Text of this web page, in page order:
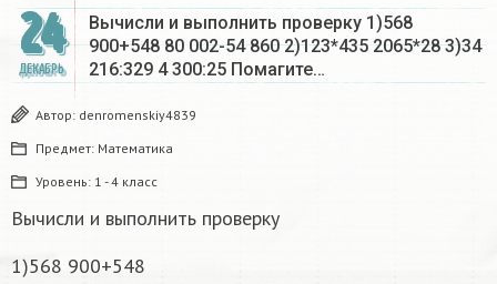
24
ДЕКАБРЬ
Вычисли и выполнить проверку 1)568
900+548 80 002-54 860 2)123*435 2065*28 3)34
216:329 4 300:25 Помагите…
Автор: denromenskiy4839
Предмет: Математика
Уровень: 1 - 4 класс
Вычисли и выполнить проверку
1)568 900+548